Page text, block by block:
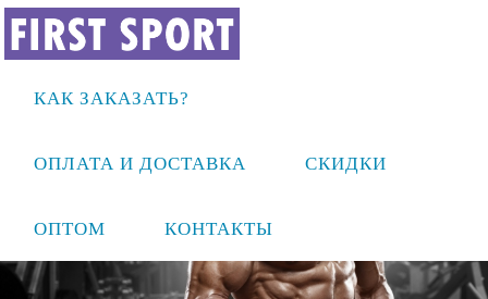
КАК ЗАКАЗАТЬ?
ОПЛАТА И ДОСТАВКА СКИДКИ
ОПТОМ КОНТАКТЫ